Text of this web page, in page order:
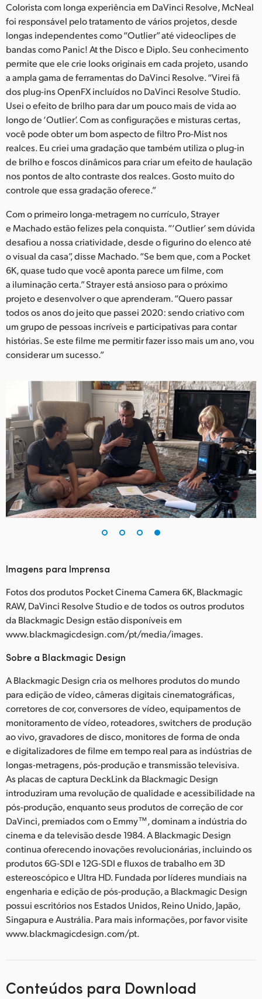
Colorista com longa experiência em DaVinci Resolve, McNeal
foi responsável pelo tratamento de vários projetos, desde
longas independentes como “Outlier” até videoclipes de
bandas como Panic! At the Disco e Diplo. Seu conhecimento
permite que ele crie looks originais em cada projeto, usando
a ampla gama de ferramentas do DaVinci Resolve. “Virei fã
dos plug-ins OpenFX incluídos no DaVinci Resolve Studio.
Usei o efeito de brilho para dar um pouco mais de vida ao
longo de ‘Outlier’. Com as configurações e misturas certas,
você pode obter um bom aspecto de filtro Pro-Mist nos
realces. Eu criei uma gradação que também utiliza o plug-in
de brilho e foscos dinâmicos para criar um efeito de haulação
nos pontos de alto contraste dos realces. Gosto muito do
controle que essa gradação oferece.”
Com o primeiro longa-metragem no currículo, Strayer
e Machado estão felizes pela conquista. “‘Outlier’ sem dúvida
desafiou a nossa criatividade, desde o figurino do elenco até
o visual da casa”, disse Machado. “Se bem que, com a Pocket
6K, quase tudo que você aponta parece um filme, com
a iluminação certa.” Strayer está ansioso para o próximo
projeto e desenvolver o que aprenderam. “Quero passar
todos os anos do jeito que passei 2020: sendo criativo com
um grupo de pessoas incríveis e participativas para contar
histórias. Se este filme me permitir fazer isso mais um ano, vou
considerar um sucesso.”
Imagens para Imprensa
Fotos dos produtos Pocket Cinema Camera 6K, Blackmagic
RAW, DaVinci Resolve Studio e de todos os outros produtos
da Blackmagic Design estão disponíveis em
www.blackmagicdesign.com/pt/media/images.
Sobre a Blackmagic Design
A Blackmagic Design cria os melhores produtos do mundo
para edição de vídeo, câmeras digitais cinematográficas,
corretores de cor, conversores de vídeo, equipamentos de
monitoramento de vídeo, roteadores, switchers de produção
ao vivo, gravadores de disco, monitores de forma de onda
e digitalizadores de filme em tempo real para as indústrias de
longas-metragens, pós-produção e transmissão televisiva.
As placas de captura DeckLink da Blackmagic Design
introduziram uma revolução de qualidade e acessibilidade na
pós-produção, enquanto seus produtos de correção de cor
DaVinci, premiados com o Emmy™, dominam a indústria do
cinema e da televisão desde 1984. A Blackmagic Design
continua oferecendo inovações revolucionárias, incluindo os
produtos 6G-SDI e 12G-SDI e fluxos de trabalho em 3D
estereoscópico e Ultra HD. Fundada por líderes mundiais na
engenharia e edição de pós-produção, a Blackmagic Design
possui escritórios nos Estados Unidos, Reino Unido, Japão,
Singapura e Austrália. Para mais informações, por favor visite
www.blackmagicdesign.com/pt.
Conteúdos para Download